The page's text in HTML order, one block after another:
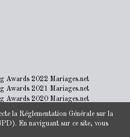
la Réglementation Générale sur la
En naviguant sur ce site, vous